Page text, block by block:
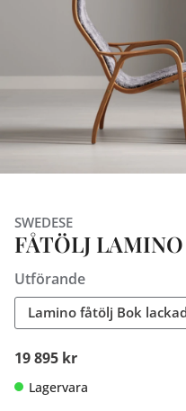
SWEDESE
FÅTÖLJ
Utförande
Lamino fåtölj Bok
19 895 kr
Lagervara